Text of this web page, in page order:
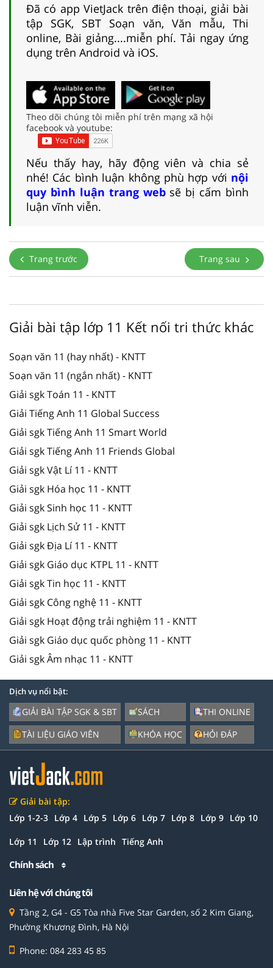
Đã có app VietJack trên điện thoại, giải bài
tập SGK, SBT Soạn văn, Văn mẫu, Thi
online, Bài giảng....miễn phí. Tải ngay ứng
dụng trên Android và iOS.
Theo dõi chúng tôi miễn phí trên mạng xã hội
facebook và youtube:
Nếu thấy hay, hãy động viên và chia sẻ
nhé! Các bình luận không phù hợp với nội
quy bình luận trang websẽ bị cấm bình
luận vĩnh viễn.
Trang trước Trang sau
Giải bài tập lớp 11 Kết nối tri thức khác
Soạn văn 11 (hay nhất) - KNTT
Soạn văn 11 (ngắn nhất) - KNTT
Giải sgk Toán 11 - KNTT
Giải Tiếng Anh 11 Global Success
Giải sgk Tiếng Anh 11 Smart World
Giải sgk Tiếng Anh 11 Friends Global
Giải sgk Vật Lí 11 - KNTT
Giải sgk Hóa học 11 - KNTT
Giải sgk Sinh học 11 - KNTT
Giải sgk Lịch Sử 11 - KNTT
Giải sgk Địa Lí 11 - KNTT
Giải sgk Giáo dục KTPL 11 - KNTT
Giải sgk Tin học 11 - KNTT
Giải sgk Công nghệ 11 - KNTT
Giải sgk Hoạt động trải nghiệm 11 - KNTT
Giải sgk Giáo dục quốc phòng 11 - KNTT
Giải sgk Âm nhạc 11 - KNTT
Dịch vụ nổi bật:
GIẢI BÀI TẬP SGK & SBT
TÀI LIỆU GIÁO VIÊN
SÁCH
KHÓA HỌC
THI ONLINE
HỎI ĐÁP
Giải bài tập:
Lớp 1-2-3 Lớp 4 Lớp 5 Lớp 6 Lớp 7 Lớp 8 Lớp 9 Lớp 10
Lớp 11 Lớp 12 Lập trình Tiếng Anh
Chính sách
Liên hệ với chúng tôi
Tầng 2, G4 - G5 Tòa nhà Five Star Garden, số 2 Kim Giang,
Phường Khương Đình, Hà Nội
Phone: 084 283 45 85